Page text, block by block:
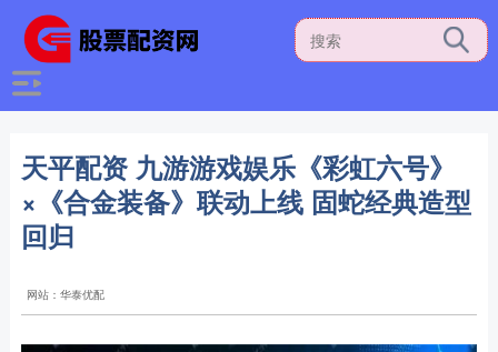
天平配资 九游游戏娱乐《彩虹六号》
×《合金装备》联动上线 固蛇经典造型
回归
网站：华泰优配